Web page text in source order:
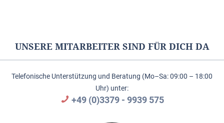
UNSERE MITARBEITER SIND FÜR DICH DA
Telefonische Unterstützung und Beratung (Mo–Sa: 09:00 – 18:00
Uhr) unter:
+49 (0)3379 - 9939 575